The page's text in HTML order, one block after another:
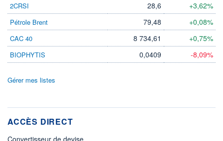
2CRSI 28,6 +3,62%
Pétrole Brent 79,48 +0,08%
CAC 40 8 734,61 +0,75%
BIOPHYTIS 0,0409 -8,09%
Gérer mes listes
ACCÈS DIRECT
Convertisseur de devise